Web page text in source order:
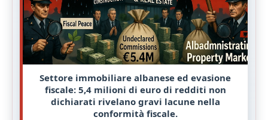
Settore immobiliare albanese ed evasione
fiscale: 5,4 milioni di euro di redditi non
dichiarati rivelano gravi lacune nella
conformità fiscale.